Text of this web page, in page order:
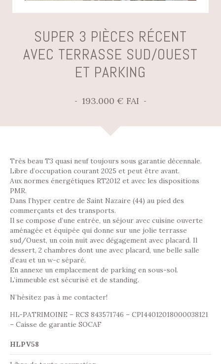
SUPER 3 PIÈCES RÉCENT
AVEC TERRASSE SUD/OUEST
ET PARKING
193.000 € FAI
Très beau T3 quasi neuf toujours sous garantie décennale.
Libre d’occupation courant 2025 et peut être avant.
Aux normes énergétiques RT2012 et avec les dispositions
PMR.
Dans l’hyper centre de Saint Nazaire (44) au pied des
commerçants et des transports.
Il se compose d’une entrée, un séjour avec cuisine ouverte
aménagée et équipée qui donne sur une jolie terrasse
sud/Ouest, un coin nuit avec dégagement avec placard. Il
dessert, 2 chambres dont une avec placard, une belle salle
d’eau et un w-c séparé.
En annexe un emplacement de parking en sous-sol.
L’immeuble est sécurisé et de standing.
N’hésitez pas à me contacter!
HL-PATRIMOINE – RCS 843571746 – CPI44012018000038121
– Caisse de garantie SOCAF
HLPV58